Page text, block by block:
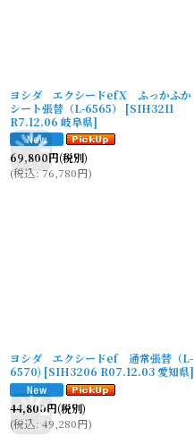
ヨシダ エクシードefX ふっかふか
シート張替（L-6565）
[SIH3211
R7.12.06 岐阜県]
69,800円(税別)
(税込:76,780円)
ヨシダ エクシードef 通常張替（L-
6570) [SIH3206 R07.12.03 愛知県]
44,800円(税別)
(税込: 49,280円)